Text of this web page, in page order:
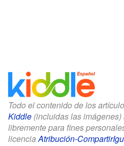
Todo el contenido de los
Kiddle (incluidas las
libremente para fines
licenciaAtribución-